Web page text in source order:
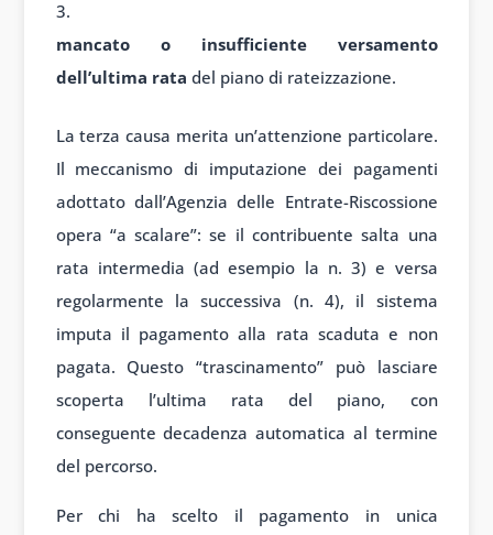
mancato o insufficiente versamento
dell’ultima rata del piano di rateizzazione.
La terza causa merita un’attenzione particolare.
Il meccanismo di imputazione dei pagamenti
adottato dall’Agenzia delle Entrate-Riscossione
opera “a scalare”: se il contribuente salta una
rata intermedia (ad esempio la n. 3) e versa
regolarmente la successiva (n. 4), il sistema
imputa il pagamento alla rata scaduta e non
pagata. Questo “trascinamento” può lasciare
scoperta l’ultima rata del piano, con
conseguente decadenza automatica al termine
del percorso.
Per chi ha scelto il pagamento in unica